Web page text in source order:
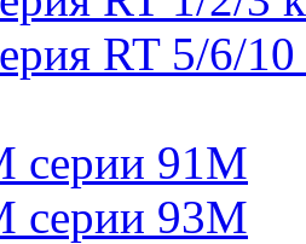
RT 5/6/
серии 91M
серии 93M